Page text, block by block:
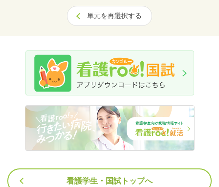
単元を再選択する
看護学生・国試トップへ